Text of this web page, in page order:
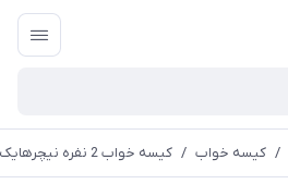
/ کیسه خواب / کیسه خواب 2 نفره نیچرهایک | CNK2350WS019